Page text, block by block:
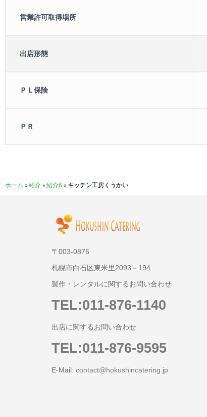
営業許可取得場所
出店形態
ＰＬ保険
ＰＲ
ホーム » 紹介 » 紹介6 » キッチン工房くうかい
〒003-0876
札幌市白石区東米里2093－194
製作・レンタルに関するお問い合わせ
TEL:011-876-1140
出店に関するお問い合わせ
TEL:011-876-9595
E-Mail: contact@hokushincatering.jp